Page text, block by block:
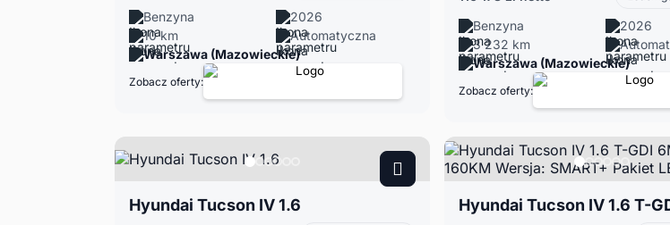
Benzyna
2026
10 km
Automatyczna
Warszawa (Mazowieckie)
Zobacz oferty:
Benzyna
2026
3 232 km
Warszawa (Mazowieckie)
Zobacz oferty:
Hyundai Tucson IV 1.6